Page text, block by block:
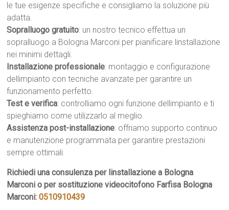
le tue esigenze specifiche e consigliamo la soluzione più
adatta.
Sopralluogo gratuito: un nostro tecnico effettua un
sopralluogo a Bologna Marconi per pianificare linstallazione
nei minimi dettagli.
Installazione professionale: montaggio e configurazione
dellimpianto con tecniche avanzate per garantire un
funzionamento perfetto.
Test e verifica: controlliamo ogni funzione dellimpianto e ti
spieghiamo come utilizzarlo al meglio.
Assistenza post-installazione: offriamo supporto continuo
e manutenzione programmata per garantire prestazioni
sempre ottimali.
Richiedi una consulenza per linstallazione a Bologna
Marconi o per sostituzione videocitofono Farfisa Bologna
Marconi: 0510910439